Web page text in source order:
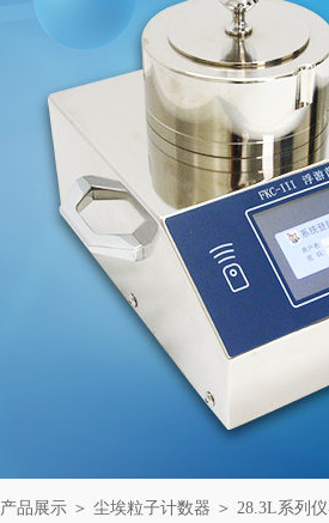
产品展示 ＞ 尘埃粒子计数器 ＞ 28.3L系列